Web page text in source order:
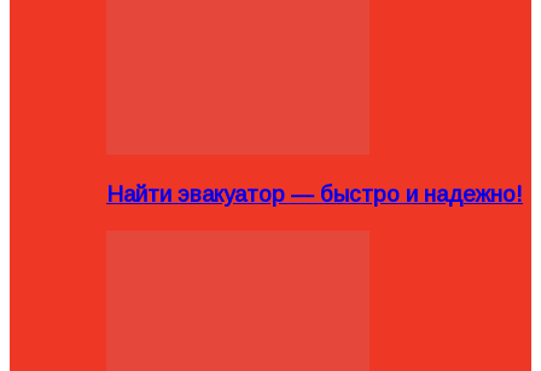
Найти эвакуатор — быстро и надежно!